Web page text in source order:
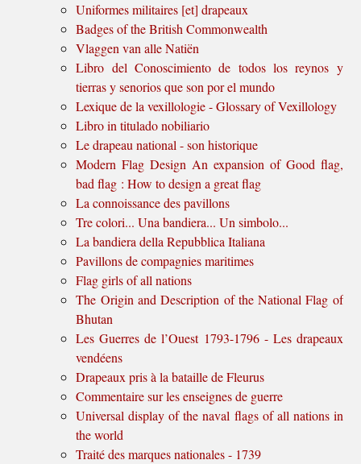
Uniformes militaires [et] drapeaux
Badges of the British Commonwealth
Vlaggen van alle Natiën
Libro del Conoscimiento de todos los reynos y
tierras y senorios que son por el mundo
Lexique de la vexillologie - Glossary of Vexillology
Libro in titulado nobiliario
Le drapeau national - son historique
Modern Flag Design An expansion of Good flag,
bad flag : How to design a great flag
La connoissance des pavillons
Tre colori... Una bandiera... Un simbolo...
La bandiera della Repubblica Italiana
Pavillons de compagnies maritimes
Flag girls of all nations
The Origin and Description of the National Flag of
Bhutan
Les Guerres de l’Ouest 1793-1796 - Les drapeaux
vendéens
Drapeaux pris à la bataille de Fleurus
Commentaire sur les enseignes de guerre
Universal display of the naval flags of all nations in
the world
Traité des marques nationales - 1739